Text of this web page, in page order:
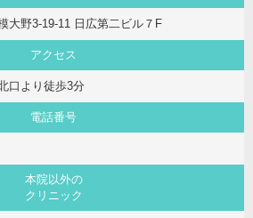
大野3-19-11 日広第二ビル７F
アクセス
口より徒歩3分
電話番号
本院以外の
クリニック